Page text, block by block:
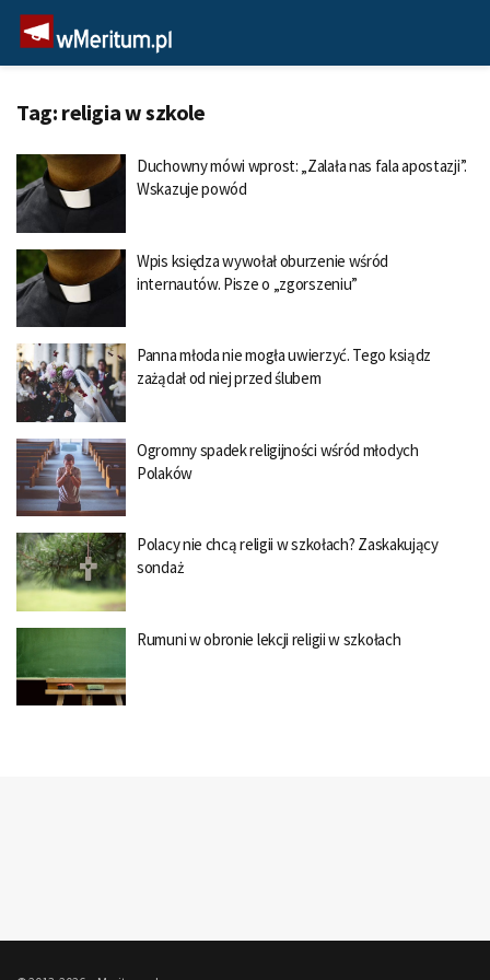
Tag: religia w szkole
Duchowny mówi wprost: „Zalała nas fala apostazji”.
Wskazuje powód
Wpis księdza wywołał oburzenie wśród
internautów. Pisze o „zgorszeniu”
Panna młoda nie mogła uwierzyć. Tego ksiądz
zażądał od niej przed ślubem
Ogromny spadek religijności wśród młodych
Polaków
Polacy nie chcą religii w szkołach? Zaskakujący
sondaż
Rumuni w obronie lekcji religii w szkołach